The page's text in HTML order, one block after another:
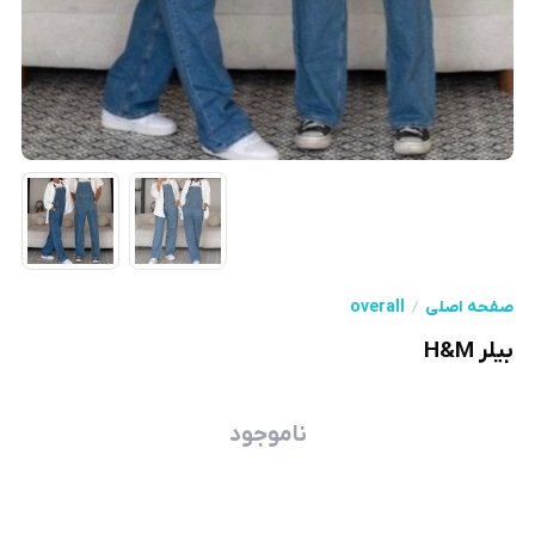
صفحه اصلی overall
بیلر H&M
ناموجود